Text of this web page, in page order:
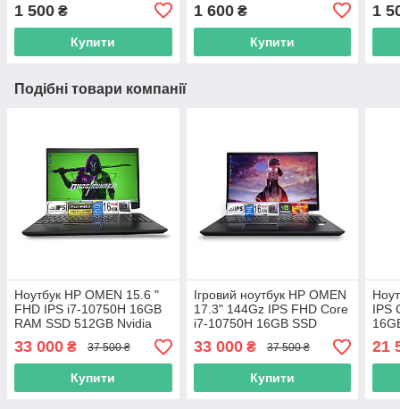
1 500 ₴
Купити
1 600₴
Купити
1
Подібні товари компанії
Ноутбук HP OMEN 15.6 "
FHD IPS i7-10750H 16GB
RAM SSD 512GB Nvidia
RTX 2060 6GB
33 000 ₴ 37 500 ₴
Купити
Ігровий ноутбук HP OMEN
17.3" 144Gz IPS FHD Core
i7-10750H 16GB SSD
512GB Nvidia RTX 2060
6GB
33 000₴ 37 500 ₴
Купити
IPS
Xe
21